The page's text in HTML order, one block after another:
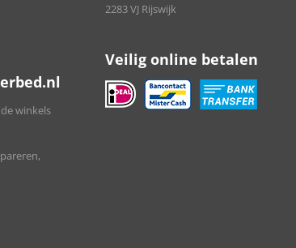
winkels
2283 VJ Rijswijk
Veilig online betalen